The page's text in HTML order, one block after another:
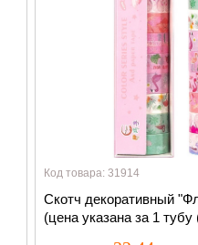
Код товара: 31914
Скотч декоративный
(цена указана за 1